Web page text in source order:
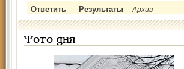
Архив
Фото дня